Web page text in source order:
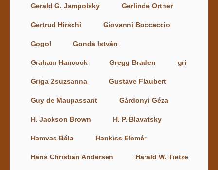
Gerald G. Jampolsky Gerlinde Ortner
Gertrud Hirschi Giovanni Boccaccio
Gogol Gonda István
Graham Hancock Gregg Braden gri
Griga Zsuzsanna Gustave Flaubert
Guy de Maupassant Gárdonyi Géza
H. Jackson Brown H. P. Blavatsky
Hamvas Béla Hankiss Elemér
Hans Christian Andersen Harald W. Tietze